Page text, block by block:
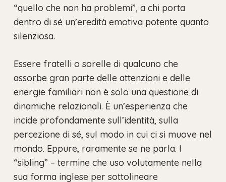
“quello che non ha problemi”, a chi porta
dentro di sé un’eredità emotiva potente quanto
silenziosa.
Essere fratelli o sorelle di qualcuno che
assorbe gran parte delle attenzioni e delle
energie familiari non è solo una questione di
dinamiche relazionali. È un’esperienza che
incide profondamente sull’identità, sulla
percezione di sé, sul modo in cui ci si muove nel
mondo. Eppure, raramente se ne parla. I
“sibling” – termine che uso volutamente nella
sua forma inglese per sottolineare